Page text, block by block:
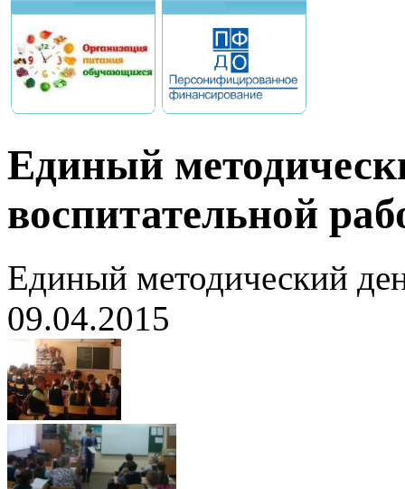
Единый
воспитательной
Единый методический
09.04.2015